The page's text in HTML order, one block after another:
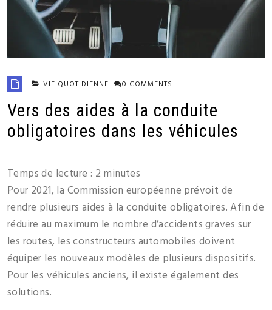
VIE QUOTIDIENNE 0 COMMENTS
Vers des aides à la conduite
obligatoires dans les véhicules
Temps de lecture : 2 minutes
Pour 2021, la Commission européenne prévoit de
rendre plusieurs aides à la conduite obligatoires. Afin de
réduire au maximum le nombre d’accidents graves sur
les routes, les constructeurs automobiles doivent
équiper les nouveaux modèles de plusieurs dispositifs.
Pour les véhicules anciens, il existe également des
solutions.